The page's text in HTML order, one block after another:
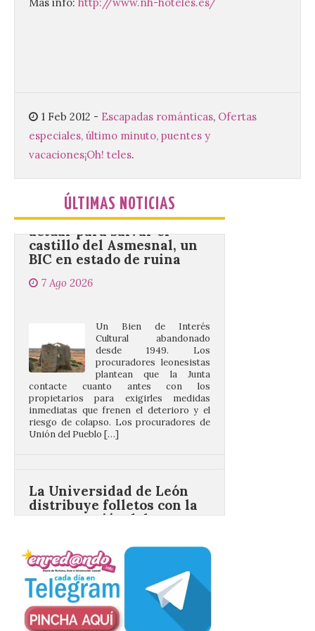
1 Feb 2012 - Escapadas románticas, Ofertas
especiales, último minuto, puentes y
vacaciones¡Oh! teles.
ÚLTIMAS NOTICIAS
decimoctava fotografía de León de…viaje
nos […]
actuar para salvar el
castillo del Asmesnal, un
7 Ago 2026
desde 1949. Los
procuradores leonesistas
plantean que la Junta
contacte cuanto antes con los
propietarios para exigirles medidas
inmediatas que frenen el deterioro y el
riesgo de colapso. Los procuradores de
Unión del Pueblo […]
programación del evento
del eclipse solar que
organiza con la ESA y el
7 Ago 2026
Los materiales ya pueden
recogerse gratuitamente
en la Oficina de